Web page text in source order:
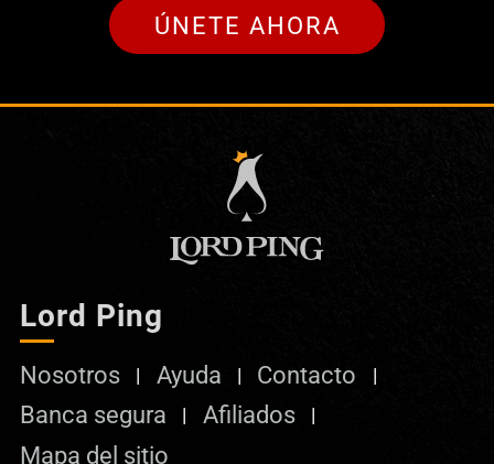
ÚNETE AHORA
Lord Ping
Nosotros Ayuda
Contacto
Banca segura
Afiliados
Mapa del sitio